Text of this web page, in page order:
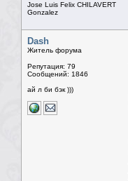
Jose Luis Felix CHILAVERT
Gonzalez
Dash
Житель форума
Репутация: 79
Сообщений: 1846
ай л би бэк )))